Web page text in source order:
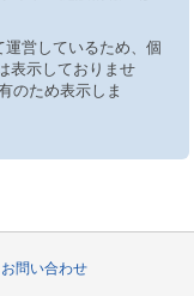
営しているため、個
表示しておりませ
のため表示しま
お問い合わせ